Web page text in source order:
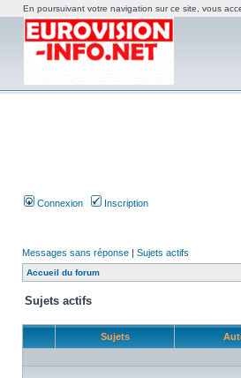
Connexion Inscription
Messages sans réponse | Sujets actifs
Accueil du forum
Sujets actifs
Sujets
En poursuivant votre navigation sur ce site, vous